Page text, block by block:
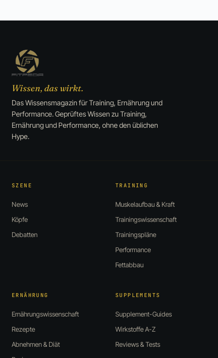
Wissen, das wirkt.
Das Wissensmagazin für Training, Ernährung und
Performance. Geprüftes Wissen zu Training,
Ernährung und Performance, ohne den üblichen
Hype.
SZENE
News
Köpfe
Debatten
TRAINING
Muskelaufbau & Kraft
Trainingswissenschaft
Trainingspläne
Performance
Fettabbau
ERNÄHRUNG
Ernährungswissenschaft
Rezepte
Abnehmen & Diät
SUPPLEMENTS
Supplement-Guides
Wirkstoffe A-Z
Reviews & Tests